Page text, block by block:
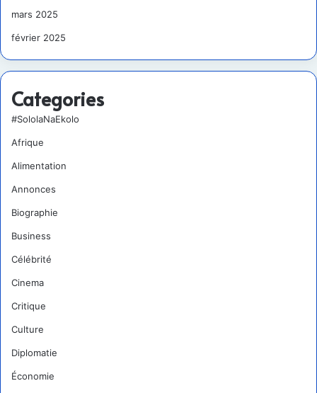
mars 2025
février 2025
Categories
#SololaNaEkolo
Afrique
Alimentation
Annonces
Biographie
Business
Célébrité
Cinema
Critique
Culture
Diplomatie
Économie